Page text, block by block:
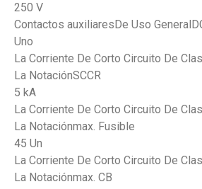
250 V
Contactos auxiliaresDe Uso
Uno
La Corriente De Corto Circuito De
La NotaciónSCCR
5 kA
La Corriente De Corto Circuito De
La Notaciónmax. Fusible
45 Un
La Corriente De Corto Circuito De
La Notaciónmax. CB